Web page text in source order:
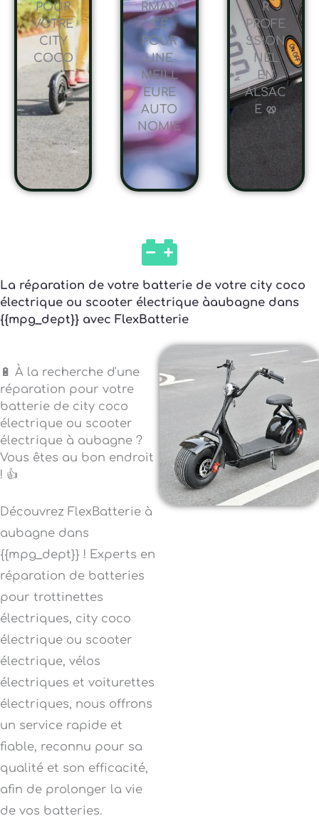
POUR
VOTRE
CITY
COCO
RMAN
CE
POUR
UNE
MEILL
EURE
AUTO
NOMIE
R
PROFE
SSION
NEL
EN
ALSAC
E 🥨
La réparation de votre batterie de votre city coco
électrique ou scooter électrique àaubagne dans
{{mpg_dept}} avec FlexBatterie
🔋 À la recherche d'une
réparation pour votre
batterie de city coco
électrique ou scooter
électrique à aubagne ?
Vous êtes au bon endroit
! 👍
Découvrez FlexBatterie à
aubagne dans
{{mpg_dept}} ! Experts en
réparation de batteries
pour trottinettes
électriques, city coco
électrique ou scooter
électrique, vélos
électriques et voiturettes
électriques, nous offrons
un service rapide et
fiable, reconnu pour sa
qualité et son efficacité,
afin de prolonger la vie
de vos batteries.